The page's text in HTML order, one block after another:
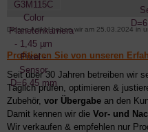
Diesen Artikel haben wir am 25.03.2024 in
Profitieren Sie von unseren
Seit über 30 Jahren betreiben wir
Täglich prüfen, optimieren &
Zubehör, vor Übergabe an den
Damit kennen wir die Vor- und
Wir verkaufen & empfehlen nur